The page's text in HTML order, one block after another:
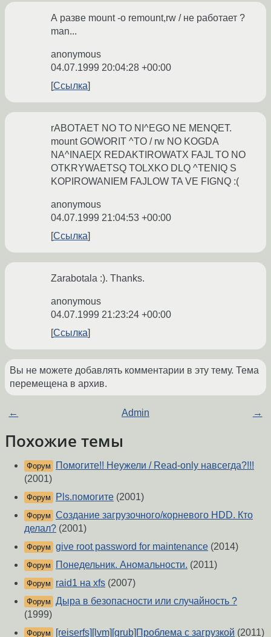
А разве mount -o remount,rw / не работает ?
man...
anonymous
04.07.1999 20:04:28 +00:00
Ссылка
rABOTAET NO TO NI^EGO NE MENQET.
mount GOWORIT ^TO / rw NO KOGDA
NA^INAE[X REDAKTIROWATX FAJL TO NO
OTKRYWAETSQ TOLXKO DLQ ^TENIQ S
KOPIROWANIEM FAJLOW TA VE FIGNQ :(
anonymous
04.07.1999 21:04:53 +00:00
Ссылка
Zarabotala :). Thanks.
anonymous
04.07.1999 21:23:24 +00:00
Ссылка
Вы не можете добавлять комментарии в эту тему. Тема
перемещена в архив.
← Admin →
Похожие темы
Форум
Помогите!! Неужели / Read-only навсегда?!!!
(2001)
Форум Pls.помогите (2001)
Форум Создание загрузочного/корневого HDD. Кто
делал? (2001)
Форум give root password for maintenance (2014)
Форум Понедельник. Аномальности. (2011)
Форум raid1 на xfs (2007)
Форум Дыра в безопасности или случайность ?
(1999)
Форум [reiserfs][lvm][grub]Проблема с загрузкой (2011)